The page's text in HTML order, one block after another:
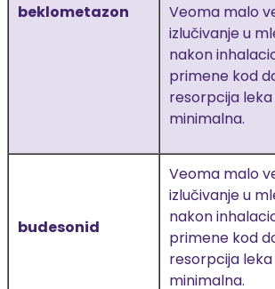
beklometazon
Veoma malo
izlučivanje u
nakon
primene kod
resorpcija leka
minimalna.
budesonid
Veoma malo
izlučivanje u
nakon
primene kod
resorpcija leka
minimalna.